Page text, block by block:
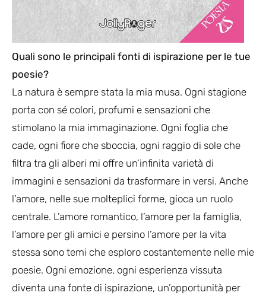
Quali sono le principali fonti di ispirazione per le tue
poesie?
La natura è sempre stata la mia musa. Ogni stagione
porta con sé colori, profumi e sensazioni che
stimolano la mia immaginazione. Ogni foglia che
cade, ogni fiore che sboccia, ogni raggio di sole che
filtra tra gli alberi mi offre un’infinita varietà di
immagini e sensazioni da trasformare in versi. Anche
l’amore, nelle sue molteplici forme, gioca un ruolo
centrale. L’amore romantico, l’amore per la famiglia,
l’amore per gli amici e persino l’amore per la vita
stessa sono temi che esploro costantemente nelle mie
poesie. Ogni emozione, ogni esperienza vissuta
diventa una fonte di ispirazione, un’opportunità per